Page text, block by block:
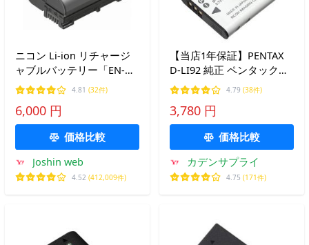
ニコン Li-ion リチャージ
ャブルバッテリー「EN-
EL15c」 Nikon EN-EL15C
返品種別A
4.81 (32件)
6,000 円
価格比較
Joshin web
4.52 (412,009件)
【当店1年保証】PENTAX
D-LI92 純正 ペンタックス
リチウムイオンバッテリー
パック デジタルカメラ 充
電池 DLI92
4.79 (38件)
3,780 円
価格比較
カデンサプライ
4.75 (171件)